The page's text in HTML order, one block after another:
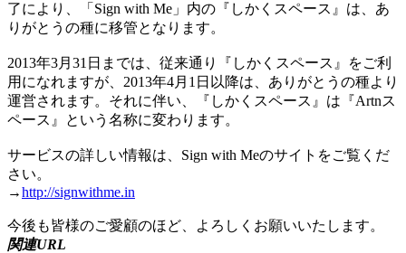
了により、「Sign with Me」内の『しかくスペース』は、あ
りがとうの種に移管となります。
2013年3月31日までは、従来通り『しかくスペース』をご利
用になれますが、2013年4月1日以降は、ありがとうの種より
運営されます。それに伴い、『しかくスペース』は『Artnス
ペース』という名称に変わります。
サービスの詳しい情報は、Sign with Meのサイトをご覧くだ
さい。
→http://signwithme.in
今後も皆様のご愛顧のほど、よろしくお願いいたします。
関連URL